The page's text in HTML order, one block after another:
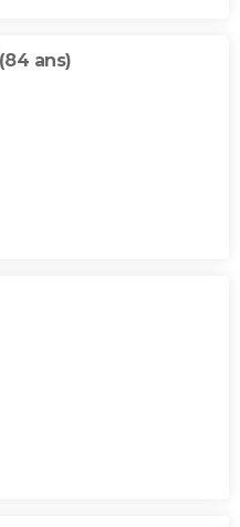
(84 ans)